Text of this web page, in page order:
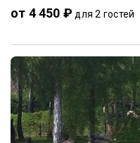
от 4 450 ₽ для 2 гостей